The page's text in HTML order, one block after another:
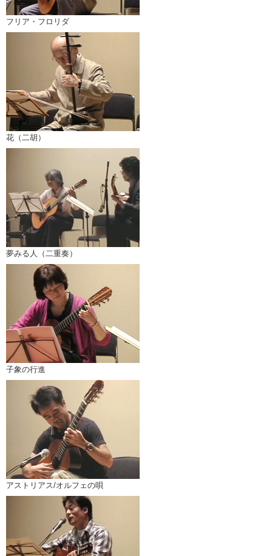
フリア・フロリダ
花（二胡）
夢みる人（二重奏）
子象の行進
アストリアス/オルフェの唄